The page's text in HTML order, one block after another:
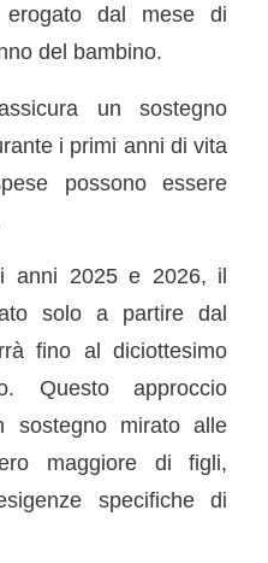
dal mese di
del bambino.
un sostegno
i primi anni di vita
possono essere
anni 2025 e 2026, il
solo a partire dal
fino al diciottesimo
Questo approccio
sostegno mirato alle
maggiore di figli,
specifiche di